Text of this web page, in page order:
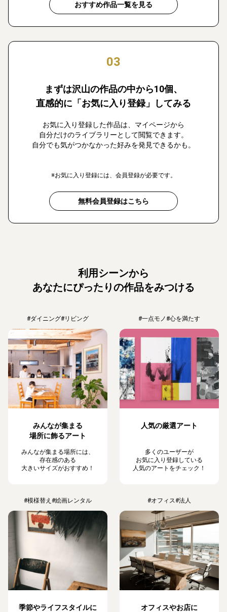
おすすめ作品一覧を見る
03
まずは沢山の作品の中から10個、
直感的に「お気に入り登録」してみる
お気に入り登録した作品は、マイページから
自分だけのライブラリーとして閲覧できます。
自分でも気がつかなかった好みを発見できるかも。
※お気に入り登録には、会員登録が必要です。
無料会員登録はこちら
利用シーンから
あなたにぴったりの作品をみつける
#ダイニング#リビング
みんなが集まる
場所に飾るアート
みんなが集まる場所には、
存在感のある
大きいサイズがおすすめ！
#一点モノ#心を満たす
人気の厳選アート
多くのユーザーが
お気に入り登録している
人気のアートをチェック！
#模様替え #絵画レンタル
季節やライフスタイルに
#オフィス#法人
オフィスやお店に